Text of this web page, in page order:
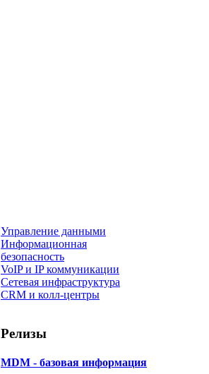
Управление данными
Информационная
безопасность
VoIP и IP коммуникации
Сетевая инфраструктура
CRM и колл-центры
Релизы
MDM - базовая информация